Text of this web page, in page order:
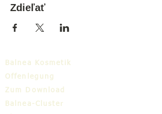
Zdieľať
Balnea Kosmetik
Offenlegung
Zum Download
Balnea-Cluster